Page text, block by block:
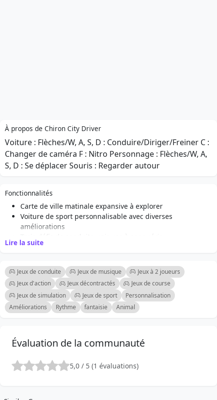
À propos de Chiron City Driver
Voiture : Flèches/W, A, S, D : Conduire/Diriger/Freiner C :
Changer de caméra F : Nitro Personnage : Flèches/W, A,
S, D : Se déplacer Souris : Regarder autour
Fonctionnalités
Carte de ville matinale expansive à explorer
Voiture de sport personnalisable avec diverses
améliorations
Trois défis de conduite uniques à conquérir
Boost de nitro pour des courses à grande vitesse
Angles de caméra dynamiques pour un gameplay
Déclencheurs de cascades et de dérapages dispersés sur
la carte
Contrôles conviviaux pour le mouvement de la voiture et
Lire la suite
Jeux de conduite Jeux de musique
Jeux à 2 joueurs
Jeux d'action
Jeux décontractés
Jeux de course
Jeux de simulation
Jeux de sport
Personnalisation
Améliorations
Rythme fantaisie Animal
Évaluation de la communauté
5,0 / 5 (1 évaluations)